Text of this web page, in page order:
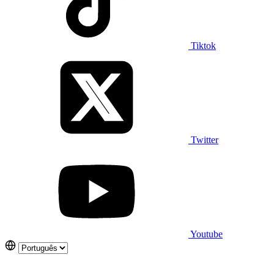
Tiktok
Twitter
Youtube